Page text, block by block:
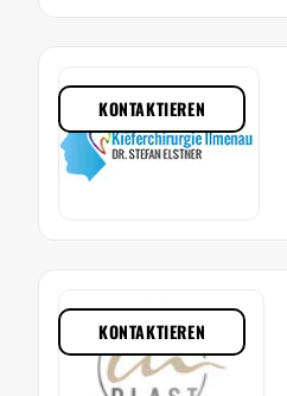
KONTAKTIEREN
KONTAKTIEREN